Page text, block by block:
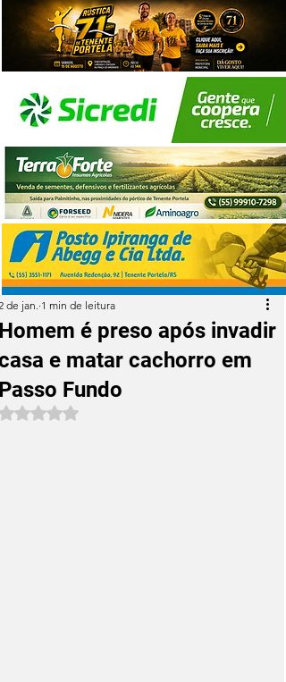
é preso após invadir
e matar cachorro em
Fundo
de jan. 1 min de leitura
Avaliado com NaN de 5 estrelas.